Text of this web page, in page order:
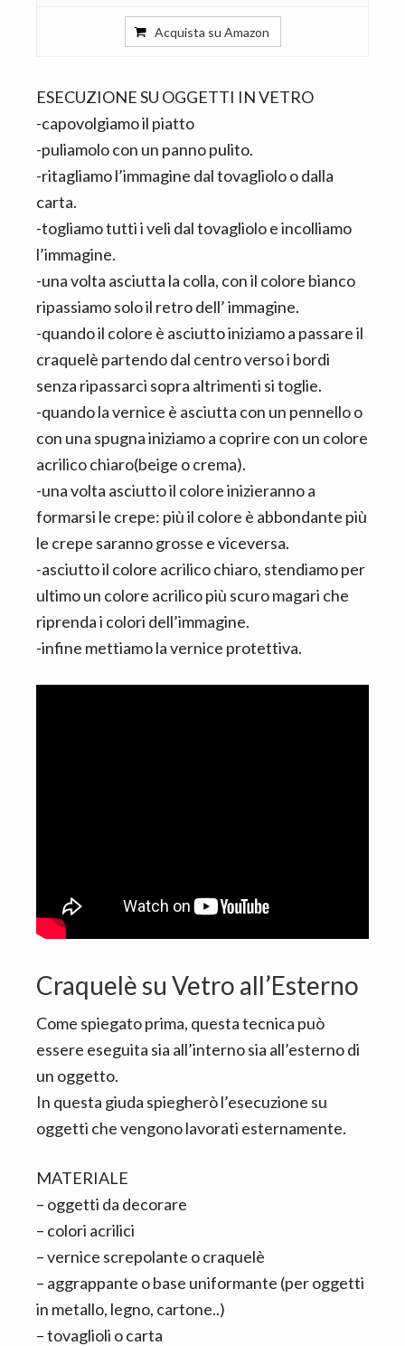
Acquista su Amazon
ESECUZIONE SU OGGETTI IN VETRO
-capovolgiamo il piatto
-puliamolo con un panno pulito.
-ritagliamo l’immagine dal tovagliolo o dalla
carta.
-togliamo tutti i veli dal tovagliolo e incolliamo
l’immagine.
-una volta asciutta la colla, con il colore bianco
ripassiamo solo il retro dell’ immagine.
-quando il colore è asciutto iniziamo a passare il
craquelè partendo dal centro verso i bordi
senza ripassarci sopra altrimenti si toglie.
-quando la vernice è asciutta con un pennello o
con una spugna iniziamo a coprire con un colore
acrilico chiaro(beige o crema).
-una volta asciutto il colore inizieranno a
formarsi le crepe: più il colore è abbondante più
le crepe saranno grosse e viceversa.
-asciutto il colore acrilico chiaro, stendiamo per
ultimo un colore acrilico più scuro magari che
riprenda i colori dell’immagine.
-infine mettiamo la vernice protettiva.
Craquelè su Vetro all’Esterno
Come spiegato prima, questa tecnica può
essere eseguita sia all’interno sia all’esterno di
un oggetto.
In questa giuda spiegherò l’esecuzione su
oggetti che vengono lavorati esternamente.
MATERIALE
– oggetti da decorare
– colori acrilici
– vernice screpolante o craquelè
– aggrappante o base uniformante (per oggetti
in metallo, legno, cartone..)
– tovaglioli o carta